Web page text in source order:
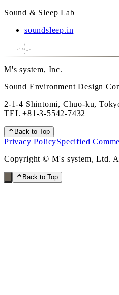
Sound & Sleep Lab
soundsleep.in
M's system, Inc.
Sound Environment Design
2-1-4 Shintomi, Chuo-ku,
TEL+81-3-5542-7432
Back to Top
Privacy PolicySpecified
Copyright © M's system, Ltd.
Back to Top